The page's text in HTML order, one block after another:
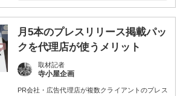
月5本のプレスリリース掲載パッ
クを代理店が使うメリット
取材記者
寺小屋企画
PR会社・広告代理店が複数クライアントのプレス